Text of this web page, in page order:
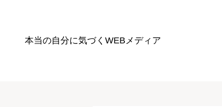
本当の自分に気づく WEBメディア